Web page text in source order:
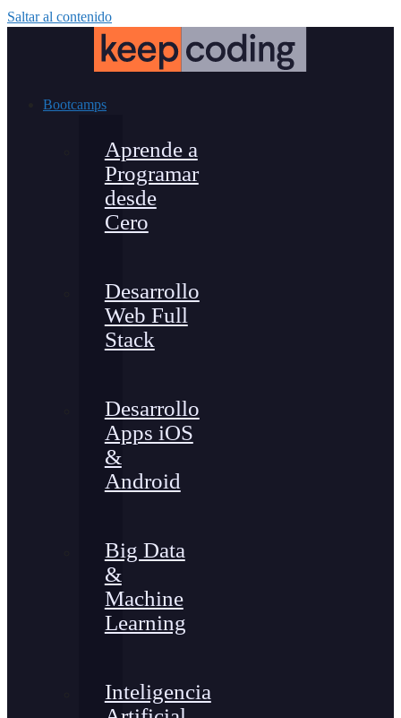
Saltar al contenido
Bootcamps
Aprende a
Programar
desde
Cero
Desarrollo
Web Full
Stack
Desarrollo
Apps iOS
&
Android
Big Data
&
Machine
Learning
Inteligencia